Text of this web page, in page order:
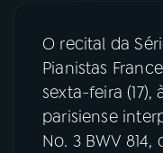
07ÚLTIMAS
08PRÊMIO
O recital da
Pianistas
sexta-feira (17),
parisiense
No. 3 BWV